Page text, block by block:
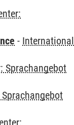
- International
Sprachangebot